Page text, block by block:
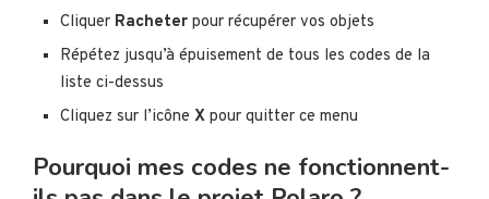
Cliquer Racheter pour récupérer vos objets
Répétez jusqu’à épuisement de tous les codes de la
liste ci-dessus
Cliquez sur l’icône X pour quitter ce menu
Pourquoi mes codes ne fonctionnent-